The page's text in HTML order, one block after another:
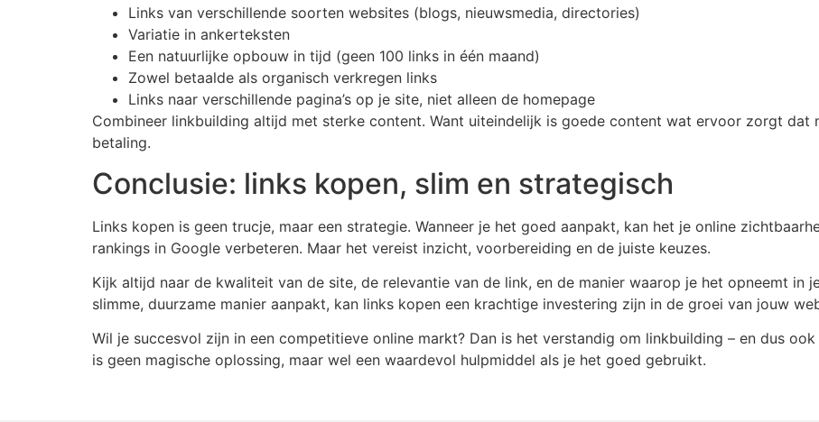
Links van verschillende soorten websites (blogs, nieuwsmedia, directories)
Variatie in ankerteksten
Een natuurlijke opbouw in tijd (geen 100 links in één maand)
Zowel betaalde als organisch verkregen links
Links naar verschillende pagina’s op je site, niet alleen de homepage
Combineer linkbuilding altijd met sterke content. Want uiteindelijk is goede content wat ervoor zorgt dat
betaling.
Conclusie: links kopen, slim en strategisch
Links kopen is geen trucje, maar een strategie. Wanneer je het goed aanpakt, kan het je online
rankings in Google verbeteren. Maar het vereist inzicht, voorbereiding en de juiste keuzes.
Kijk altijd naar de kwaliteit van de site, de relevantie van de link, en de manier waarop je het opneemt in
slimme, duurzame manier aanpakt, kan links kopen een krachtige investering zijn in de groei van jouw
Wil je succesvol zijn in een competitieve online markt? Dan is het verstandig om linkbuilding – en dus
is geen magische oplossing, maar wel een waardevol hulpmiddel als je het goed gebruikt.